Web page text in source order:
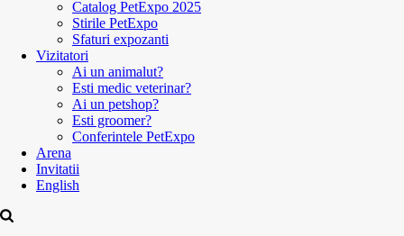
Catalog PetExpo 2025
Stirile PetExpo
Sfaturi expozanti
Vizitatori
Ai un animalut?
Esti medic veterinar?
Ai un petshop?
Esti groomer?
Conferintele PetExpo
Arena
Invitatii
English